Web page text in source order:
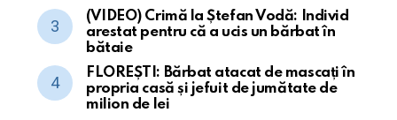
(VIDEO) Crimă la Ștefan Vodă: Individ
arestat pentru că a ucis un bărbat în
bătaie
FLOREȘTI: Bărbat atacat de mascați în
propria casă și jefuit de jumătate de
milion de lei